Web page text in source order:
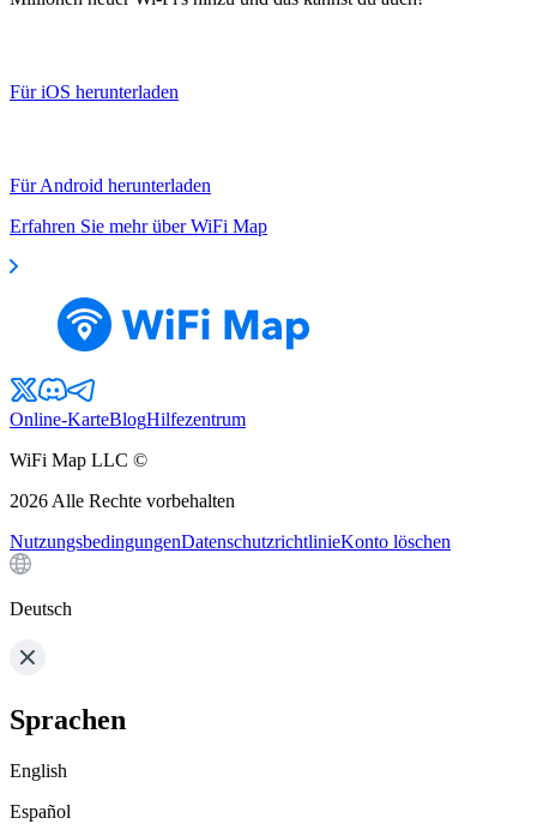
Für iOS herunterladen
Für Android herunterladen
Erfahren Sie mehr über WiFi Map
Online-KarteBlogHilfezentrum
WiFi Map LLC ©
2026 Alle Rechte vorbehalten
NutzungsbedingungenDatenschutzrichtlinieKonto löschen
Deutsch
Sprachen
English
Español